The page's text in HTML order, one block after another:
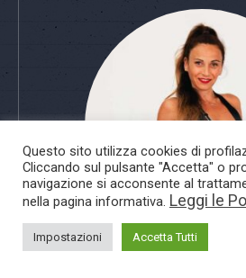
Questo sito utilizza cookies di
Cliccando sul pulsante "Accetta" o
navigazione si acconsente al
nella pagina informativa. Leggi le
Impostazioni Accetta Tutti